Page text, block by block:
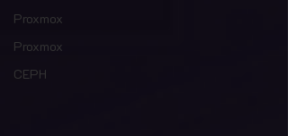
Proxmox
Proxmox
CEPH